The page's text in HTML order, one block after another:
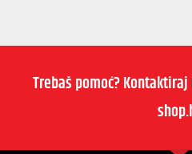
Trebaš pomoć?